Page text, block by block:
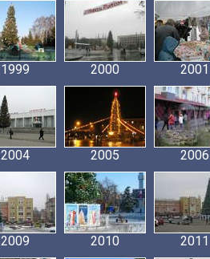
1999 2000 2001
2004 2005 2006
2009 2010 2011